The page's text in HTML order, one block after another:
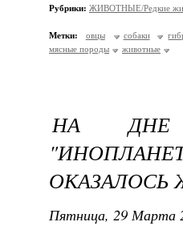
Рубрики: ЖИВОТНЫЕ/Редкие
Метки: овцы собаки
мясные породы
животные
НА ДНЕ
Пятница, 29 Марта